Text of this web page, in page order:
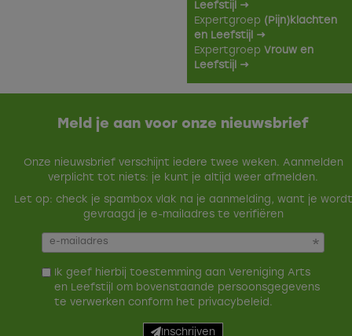
Leefstijl →
Expertgroep (Pijn)klachten
en Leefstijl →
Expertgroep Vrouw en
Leefstijl →
Meld je aan voor onze nieuwsbrief
Onze nieuwsbrief verschijnt iedere twee weken. Aanmelden
verplicht tot niets: je kunt je altijd weer afmelden.
Let op: check je spambox vlak na je aanmelding, want je wordt
gevraagd je e-mailadres te verifiëren
Ik geef hierbij toestemming aan Vereniging Arts
en Leefstijl om bovenstaande persoonsgegevens
te verwerken conform het privacybeleid .
Inschrijven